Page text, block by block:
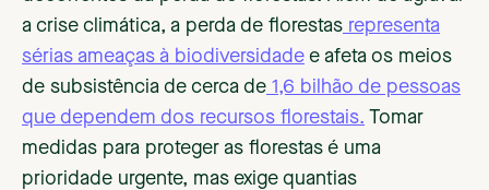
a crise climática, a perda de florestas representa
sérias ameaças à biodiversidade e afeta os meios
de subsistência de cerca de 1,6 bilhão de pessoas
que dependem dos recursos florestais. Tomar
medidas para proteger as florestas é uma
prioridade urgente, mas exige quantias